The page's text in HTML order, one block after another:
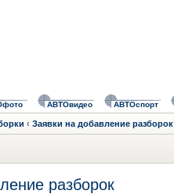
АВТОвидео АВТОспорт
‹ Заявки на добавление разборок
разборок